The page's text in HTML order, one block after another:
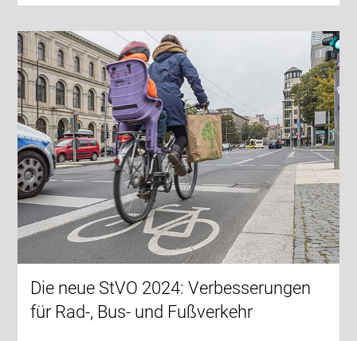
Die neue StVO 2024: Verbesserungen
für Rad-, Bus- und Fußverkehr